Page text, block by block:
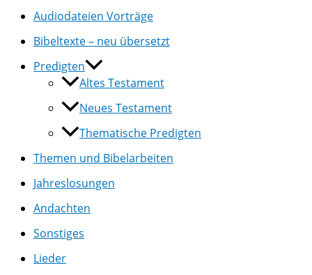
Audiodateien Vorträge
Bibeltexte – neu übersetzt
Predigten
Altes Testament
Neues Testament
Thematische Predigten
Themen und Bibelarbeiten
Jahreslosungen
Andachten
Sonstiges
Lieder